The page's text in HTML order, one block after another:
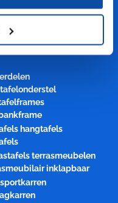
hangtafels
terrasmeubelen
inklapbaar